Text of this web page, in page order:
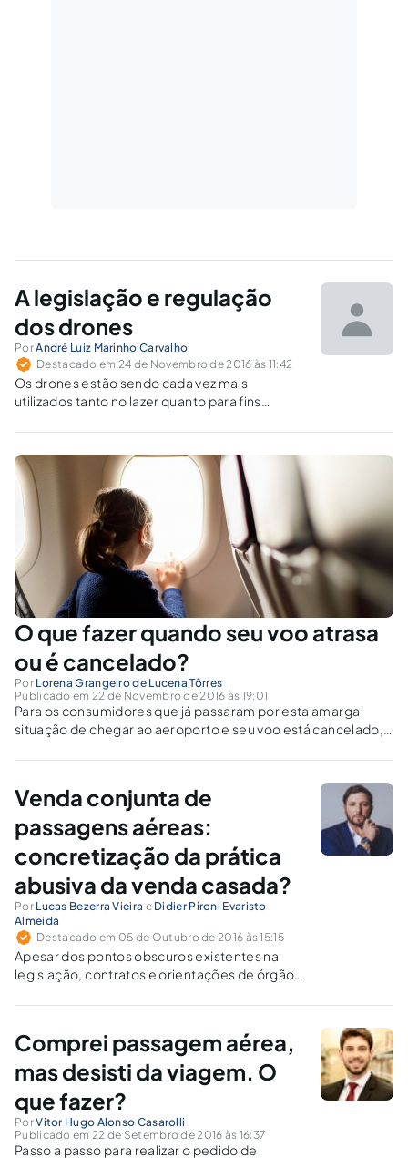
A legislação e regulação
dos drones
PorAndré Luiz Marinho Carvalho
Destacado em 24 de Novembro de 2016 às 11:42
Os drones estão sendo cada vez mais
utilizados tanto no lazer quanto para fins
médica etc., requerendo novos olhares sobre
a legislação que os regula.
O que fazer quando seu voo atrasa
ou é cancelado?
Por Lorena Grangeiro de Lucena Tôrres
Publicado em 22 de Novembro de 2016 às 19:01
Para os consumidores que já passaram por esta amarga
situação de chegar ao aeroporto e seu voo está cancelado,
voo atrasado, seguem algumas dicas de como se deve
Venda conjunta de
passagens aéreas:
concretização da prática
abusiva da venda casada?
Por Lucas Bezerra Vieira e Didier Pironi Evaristo
Almeida
Destacado em 05 de Outubro de 2016 às 15:15
Apesar dos pontos obscuros existentes na
legislação, contratos e orientações de órgãos
vem sendo favorável aos consumidores.
Comprei passagem aérea,
mas desisti da viagem. O
que fazer?
PorVitor Hugo Alonso Casarolli
Publicado em 22 de Setembro de 2016 às 16:37
Passo a passo para realizar o pedido de